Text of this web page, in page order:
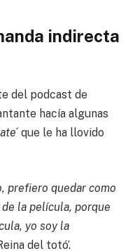
indirecta
del podcast de
hacía algunas
´ que le ha llovido
prefiero quedar como
la película, porque
yo soy la
del totó’.